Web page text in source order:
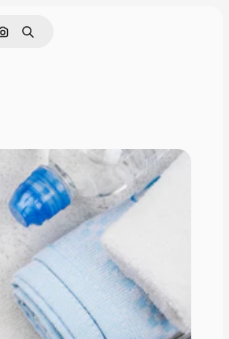
Pesquisar por imagem
Buscar